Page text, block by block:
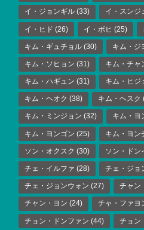
イ・ジョンギル (33) イ・スンジ
イ・ヒド (26) イ・ボヒ (25)
キム・ギュチョル (30) キム・ジ
キム・ソヒョン (31) キム・チャ
キム・ハギュン (31) キム・ヒジ
キム・ヘオク (38) キム・ヘスク
キム・ミンジョン (32) キム・ヨ
キム・ヨンゴン (25) キム・ヨン
ソン・オクスク (30) ソン・ドン
チェ・イルファ (28) チェ・ジョ
チェ・ジョンウォン (27) チャン
チャン・ヨン (24) チャ・ファヨ
チョン・ドンファン (44) チョン